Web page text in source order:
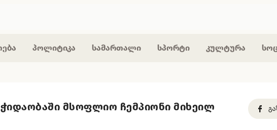
პოლიტიკა სამართალი სპორტი კულტურა
მსოფლიო ჩემპიონი მიხეილ